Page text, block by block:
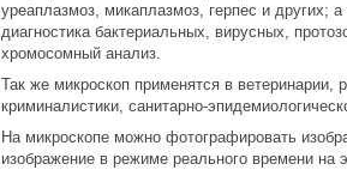
уреаплазмоз, микаплазмоз, герпес и других;
диагностика бактериальных, вирусных,
хромосомный анализ.
Так же микроскоп применятся в ветеринарии,
криминалистики, санитарно-
На микроскопе можно фотографировать
изображение в режиме реального времени